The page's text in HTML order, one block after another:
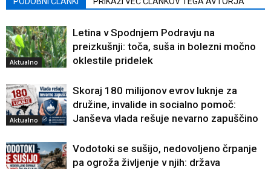
Aktualno
Letina v Spodnjem Podravju na
preizkušnji: toča, suša in bolezni močno
oklestile pridelek
Aktualno
Skoraj 180 milijonov evrov luknje za
družine, invalide in socialno pomoč:
Janševa vlada rešuje nevarno zapuščino
Vodotoki se sušijo, nedovoljeno črpanje
pa ogroža življenje v njih: država